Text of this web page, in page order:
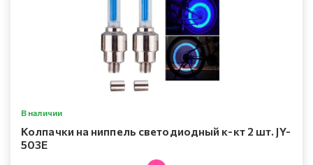
В наличии
Колпачки на ниппель светодиодный к-кт 2 шт. JY-
503E